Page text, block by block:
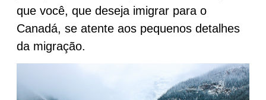
que você, que deseja imigrar para o
Canadá, se atente aos pequenos detalhes
da migração.